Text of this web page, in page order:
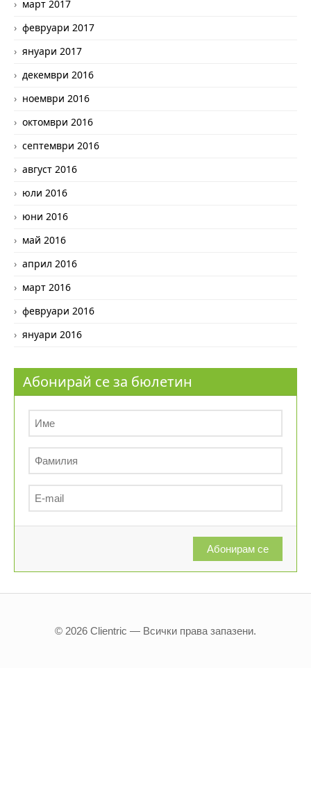
март 2017
февруари 2017
януари 2017
декември 2016
ноември 2016
октомври 2016
септември 2016
август 2016
юли 2016
юни 2016
май 2016
април 2016
март 2016
февруари 2016
януари 2016
Абонирай се за бюлетин
Абонирам се
© 2026 Clientric — Всички права запазени.